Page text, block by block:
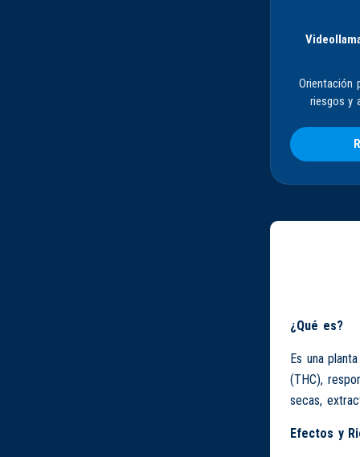
Orientación
riesgos y
¿Qué es?
Es una
(THC),
secas,
Efectos y